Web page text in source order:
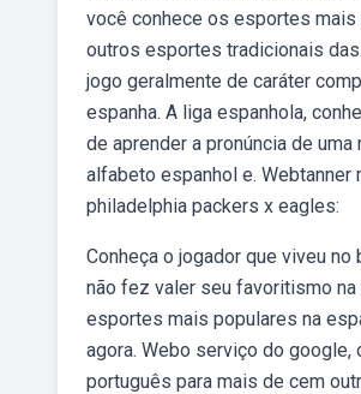
você conhece os esportes mais
outros esportes tradicionais
jogo geralmente de caráter
espanha. A liga espanhola,
de aprender a pronúncia de
alfabeto espanhol e.
philadelphia packers x eagles:
Conheça o jogador que viveu
não fez valer seu favoritismo
esportes mais populares na
agora. Webo serviço do
português para mais de cem